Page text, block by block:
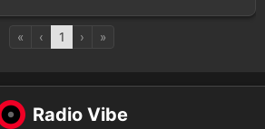
« ‹ 1 › »
Radio Vibe